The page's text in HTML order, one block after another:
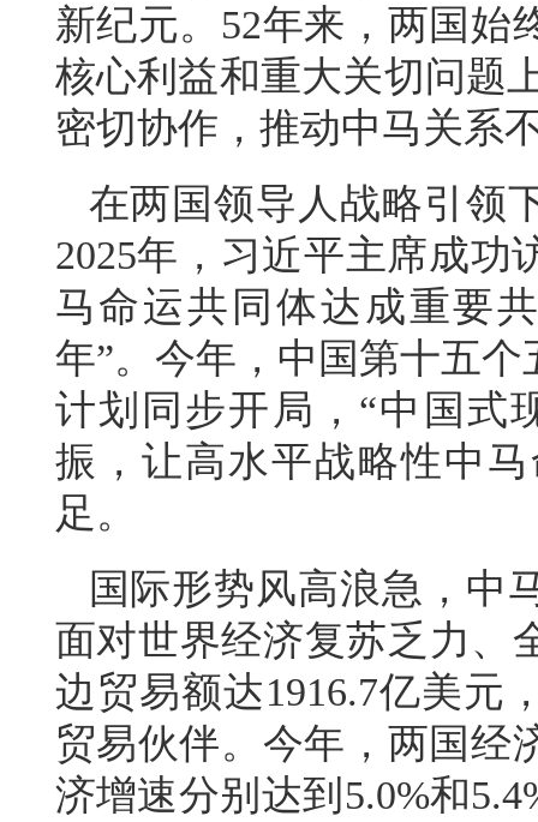
新纪元。52年来，两国始
核心利益和重大关切问题
密切协作，推动中马关系
在两国领导人战略引领
2025年，习近平主席成功
马命运共同体达成重要
年”。今年，中国第十五
计划同步开局，“中国式
振，让高水平战略性中
足。
国际形势风高浪急，中
面对世界经济复苏乏力、
边贸易额达1916.7亿美元
贸易伙伴。今年，两国经
济增速分别达到5.0%和